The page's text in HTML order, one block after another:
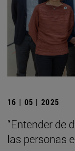
16 | 05 | 2025
“Entender de
las personas